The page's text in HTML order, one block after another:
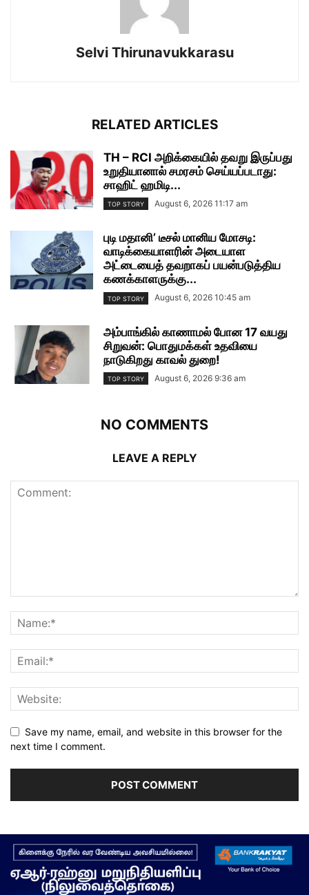
Selvi Thirunavukkarasu
RELATED ARTICLES
TH – RCI அறிக்கையில் தவறு இருப்பது
உறுதியானால் சமரசம் செய்யப்படாது:
சாஹிட் ஹமிடி...
TOP STORY August 6, 2026 11:17 am
புடி மதானி’ டீசல் மானிய மோசடி:
வாடிக்கையாளரின் அடையாள
அட்டையைத் தவறாகப் பயன்படுத்திய
கணக்காளருக்கு...
TOP STORY August 6, 2026 10:45 am
அம்பாங்கில் காணாமல் போன 17 வயது
சிறுவன்: பொதுமக்கள் உதவியை
நாடுகிறது காவல் துறை!
TOP STORY August 6, 2026 9:36 am
NO COMMENTS
LEAVE A REPLY
Save my name, email, and website in this browser for the
next time I comment.